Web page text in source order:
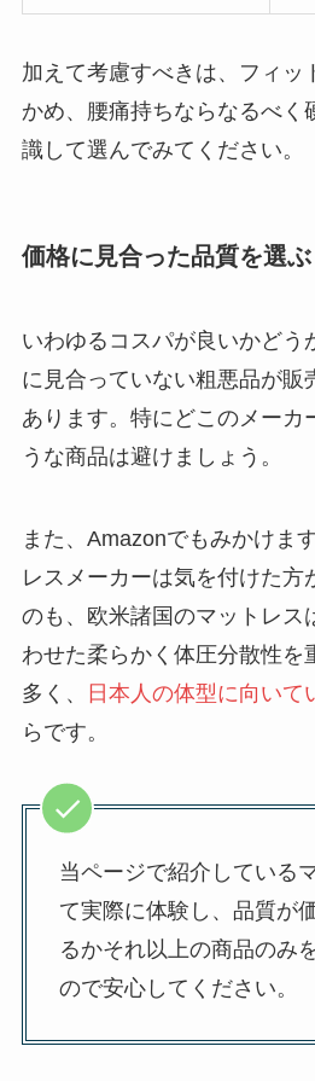
加えて考慮すべきは、フィッ
かめ、腰痛持ちならなるべく
識して選んでみてください。
価格に見合った品質を選ぶ
いわゆるコスパが良いかどう
に見合っていない粗悪品が販
あります。特にどこのメーカ
うな商品は避けましょう。
また、Amazonでもみかけま
レスメーカーは気を付けた方
のも、欧米諸国のマットレス
わせた柔らかく体圧分散性を
多く、
日本人の体型に向いて
らです。
当ページで紹介している
て実際に体験し、品質が
るかそれ以上の商品のみ
ので安心してください。